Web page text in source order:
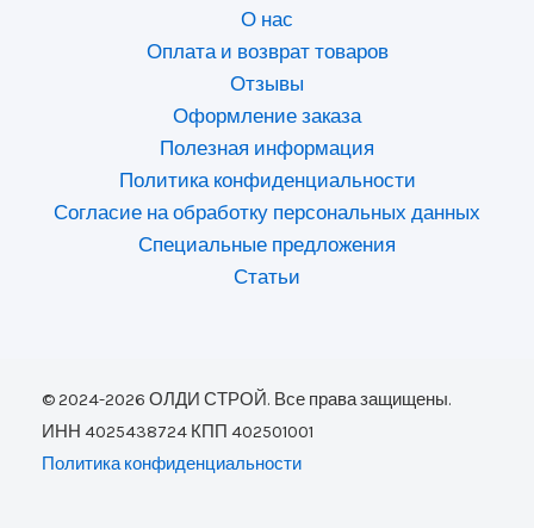
О нас
Оплата и возврат товаров
Отзывы
Оформление заказа
Полезная информация
Политика конфиденциальности
Согласие на обработку персональных данных
Специальные предложения
Статьи
© 2024-2026 ОЛДИ СТРОЙ. Все права защищены.
ИНН 4025438724 КПП 402501001
Политика конфиденциальности